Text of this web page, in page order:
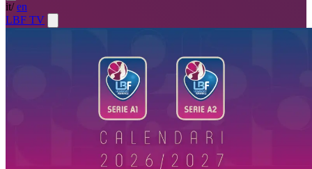
it/ en
LBF TV